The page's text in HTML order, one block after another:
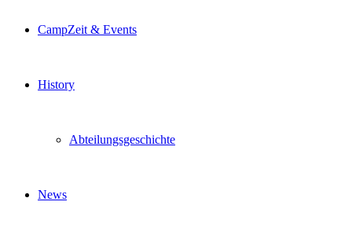
CampZeit & Events
History
Abteilungsgeschichte
News